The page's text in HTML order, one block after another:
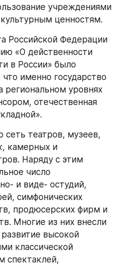
учреждениями
ценностям.
Российской Федерации
«О действенности
в России» было
именно государство
региональном уровнях
отечественная
сеть театров, музеев,
камерных и
Наряду с этим
число
и виде- остудий,
симфонических
продюсерских фирм и
Многие из них внесли
высокой
классической
спектаклей,